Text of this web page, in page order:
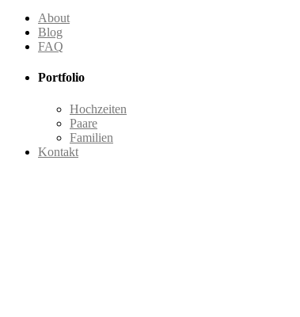
About
Blog
FAQ
Portfolio
Hochzeiten
Paare
Familien
Kontakt